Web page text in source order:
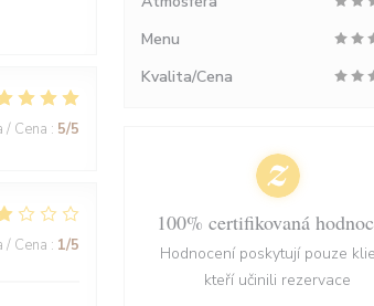
/ Cena : 5/5
/ Cena : 1/5
Menu
Kvalita/Cena
100% certifikovaná
Hodnocení poskytují pouze
kteří učinili rezervace